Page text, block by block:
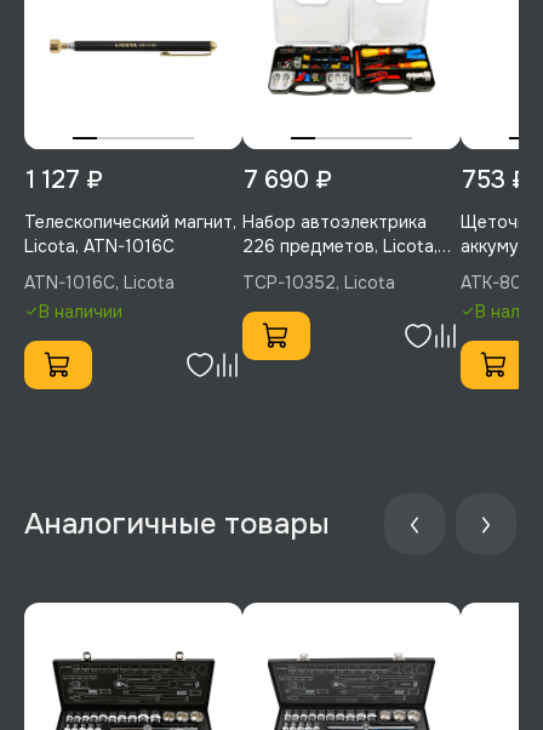
1 127 ₽
Телескопический магнит,
Licota, ATN-1016C
ATN-1016C, Licota
В наличии
7 690 ₽
Набор автоэлектрика
226 предметов, Licota,
TCP-10352
TCP-10352, Licota
753 ₽
Щеточка
ATK-8079
ATK-
В